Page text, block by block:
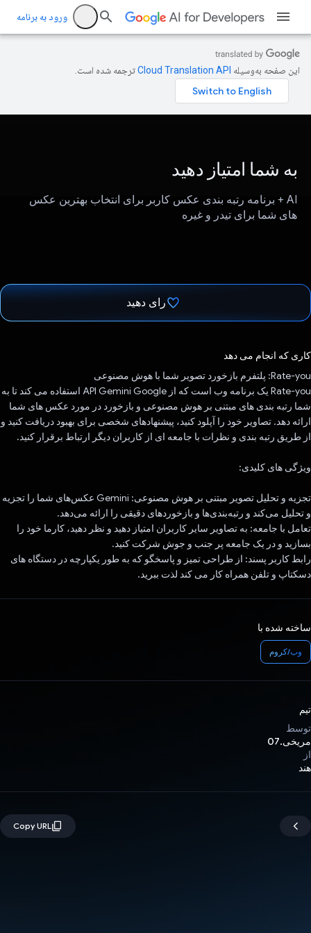
ورود به برنامه
این صفحه به‌وسیله ترجمه شده است.
به شما امتیاز دهید
AI + برنامه رتبه بندی عکس کاربر برای انتخاب بهترین عکس
های شما برای تیدر و غیره
رای دهید
کاری که انجام می دهد
Rate-you: پلتفرم بازخورد تصویر شما با هوش مصنوعی
Rate-you یک برنامه وب است که از API Gemini Google استفاده می کند تا به
شما رتبه بندی های مبتنی بر هوش مصنوعی و بازخورد در مورد عکس های شما
ارائه دهد. تصاویر خود را آپلود کنید، پیشنهادهای شخصی برای بهبود دریافت کنید و
از طریق رتبه بندی و نظرات با جامعه ای از کاربران دیگر ارتباط برقرار کنید.
ویژگی های کلیدی:
تجزیه و تحلیل تصویر مبتنی بر هوش مصنوعی: Gemini عکس‌های شما را تجزیه
و تحلیل می‌کند و رتبه‌بندی‌ها و بازخوردهای دقیقی را ارائه می‌دهد.
تعامل با جامعه: به تصاویر سایر کاربران امتیاز دهید و نظر دهید، کارما خود را
بسازید و در یک جامعه پر جنب و جوش شرکت کنید.
رابط کاربر پسند: از طراحی تمیز و پاسخگو که به طور یکپارچه در دستگاه های
دسکتاپ و تلفن همراه کار می کند لذت ببرید.
ساخته شده با
وب/کروم
تیم
توسط
مریخی.07
از
هند